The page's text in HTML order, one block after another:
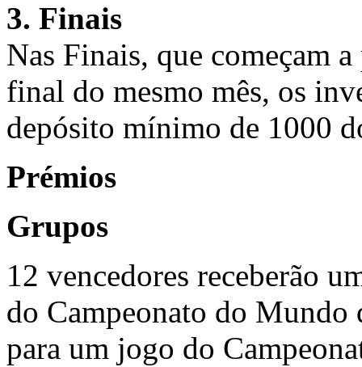
3. Finais
Nas Finais, que começam
final do mesmo mês, os
depósito mínimo de 1000
Prémios
Grupos
12 vencedores receberão
do Campeonato do
para um jogo do